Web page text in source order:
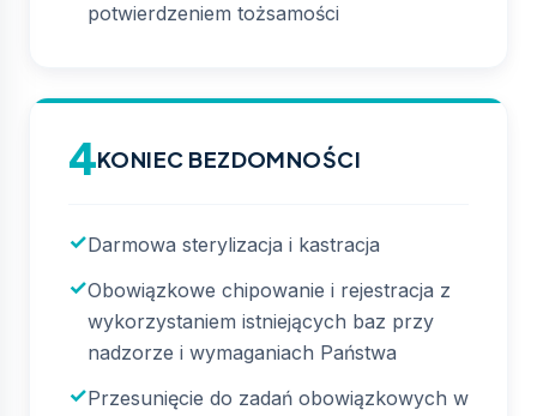
potwierdzeniem tożsamości
4KONIEC BEZDOMNOŚCI
Darmowa sterylizacja i kastracja
Obowiązkowe chipowanie i rejestracja z
wykorzystaniem istniejących baz przy
nadzorze i wymaganiach Państwa
Przesunięcie do zadań obowiązkowych w